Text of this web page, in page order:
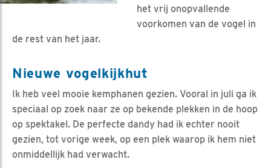
het vrij onopvallende
voorkomen van de vogel in
de rest van het jaar.
Nieuwe vogelkijkhut
Ik heb veel mooie kemphanen gezien. Vooral in juli ga ik
speciaal op zoek naar ze op bekende plekken in de hoop
op spektakel. De perfecte dandy had ik echter nooit
gezien, tot vorige week, op een plek waarop ik hem niet
onmiddellijk had verwacht.